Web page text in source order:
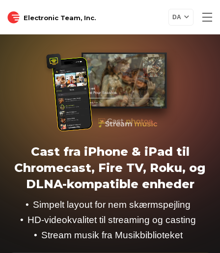
Electronic Team, Inc. DA
Cast fra iPhone & iPad til
Chromecast, Fire TV, Roku, og
DLNA-kompatible enheder
Simpelt layout for nem skærmspejling
HD-videokvalitet til streaming og casting
Stream musik fra Musikbiblioteket